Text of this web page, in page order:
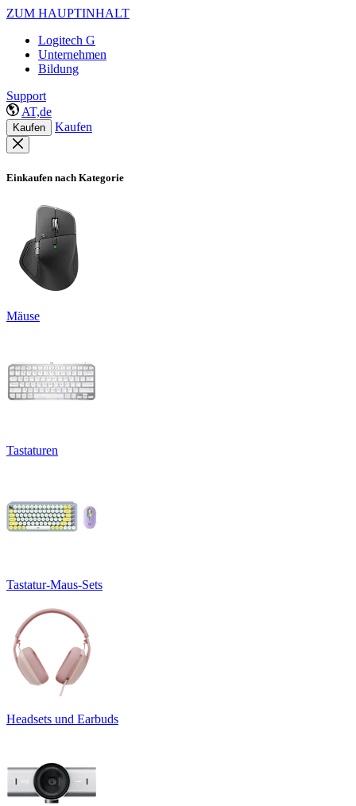
ZUM HAUPTINHALT
Logitech G
Unternehmen
Bildung
Support
AT,de
Kaufen Kaufen
Einkaufen nach Kategorie
Mäuse
Tastaturen
Tastatur-Maus-Sets
Headsets und Earbuds